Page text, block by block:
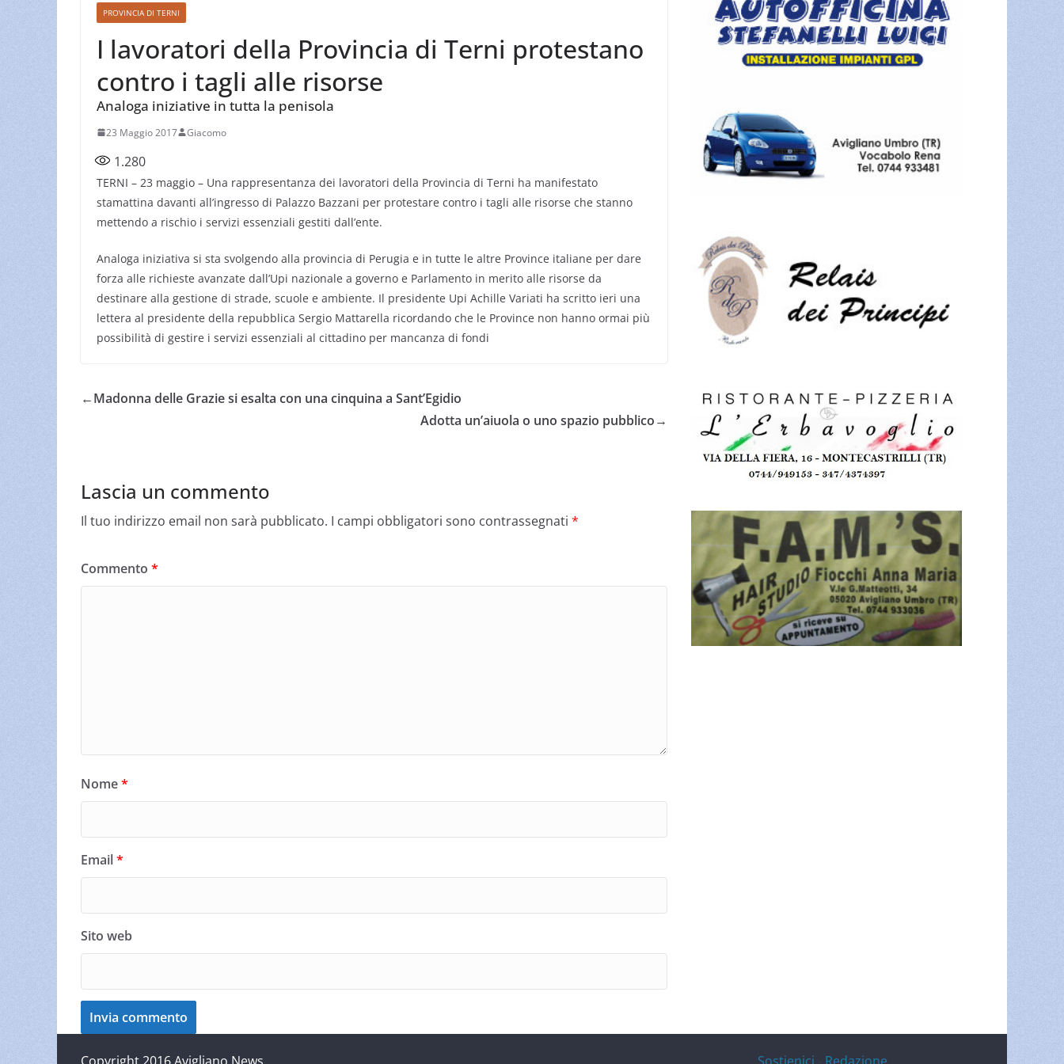
PROVINCIA DI TERNI
I lavoratori della Provincia di Terni protestano
contro i tagli alle risorse
Analoga iniziative in tutta la penisola
23 Maggio 2017 Giacomo
1.280
TERNI – 23 maggio – Una rappresentanza dei lavoratori della Provincia di Terni ha manifestato
stamattina davanti all’ingresso di Palazzo Bazzani per protestare contro i tagli alle risorse che stanno
mettendo a rischio i servizi essenziali gestiti dall’ente.
Analoga iniziativa si sta svolgendo alla provincia di Perugia e in tutte le altre Province italiane per dare
forza alle richieste avanzate dall’Upi nazionale a governo e Parlamento in merito alle risorse da
destinare alla gestione di strade, scuole e ambiente. Il presidente Upi Achille Variati ha scritto ieri una
lettera al presidente della repubblica Sergio Mattarella ricordando che le Province non hanno ormai più
possibilità di gestire i servizi essenziali al cittadino per mancanza di fondi
←Madonna delle Grazie si esalta con una cinquina a Sant’Egidio
Adotta un’aiuola o uno spazio pubblico→
Lascia un commento
Il tuo indirizzo email non sarà pubblicato. I campi obbligatori sono contrassegnati *
Commento *
Nome*
Email*
Sito web